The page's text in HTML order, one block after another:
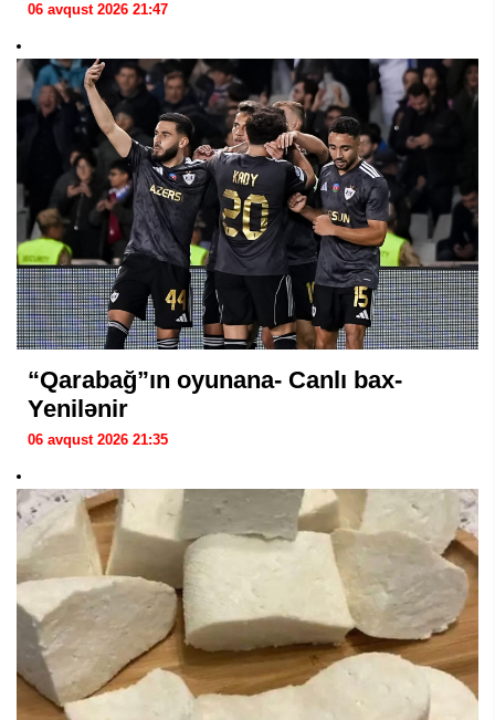
06 avqust 2026 21:47
“Qarabağ”ın oyunana- Canlı bax-
Yenilənir
06 avqust 2026 21:35